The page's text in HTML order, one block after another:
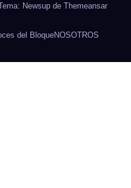
Newsup de Themeansar
del BloqueNOSOTROS